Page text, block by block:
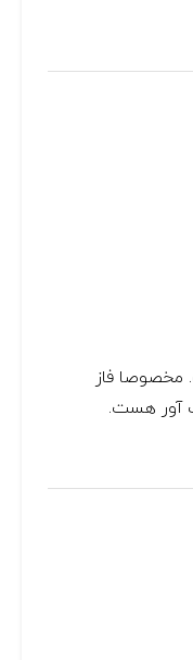
نیست. مخصوصا فاز
آور هست.